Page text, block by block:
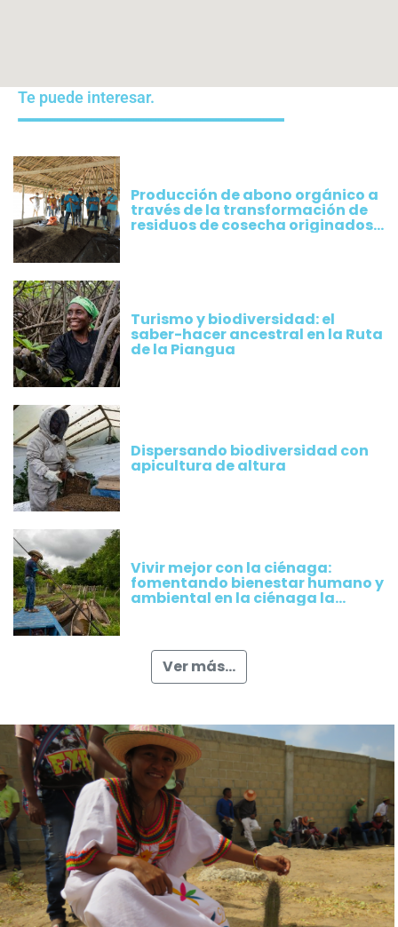
Te puede interesar.
Producción de abono orgánico a
través de la transformación de
residuos de cosecha originados
Turismo y biodiversidad: el
saber-hacer ancestral en la Ruta
de la Piangua
Dispersando biodiversidad con
apicultura de altura
Vivir mejor con la ciénaga:
fomentando bienestar humano y
ambiental en la ciénaga la
Ver más...